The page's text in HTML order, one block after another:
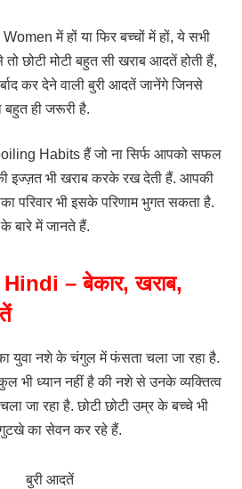
में हों या फिर बच्चों में हों, ये सभी
छोटी मोटी बहुत सी खराब आदतें होती हैं,
कर देने वाली बुरी आदतें जानेंगे जिनसे
बहुत ही जरूरी है.
Habits हैं जो ना सिर्फ आपको सफल
इज्ज़त भी खराब करके रख देती हैं. आपकी
परिवार भी इसके परिणाम भुगत सकता है.
बारे में जानते हैं.
– बेकार, खराब,
नशे के चंगुल में फंसता चला जा रहा है.
भी ध्यान नहीं है की नशे से उनके व्यक्तित्व
जा रहा है. छोटी छोटी उम्र के बच्चे भी
का सेवन कर रहे हैं.